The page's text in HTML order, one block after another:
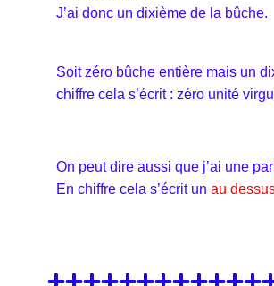
J’ai donc un dixième de la bûche.
Soit zéro bûche entière mais un
chiffre cela s’écrit : zéro unité
On peut dire aussi que j’ai une
En chiffre cela s’écrit un au